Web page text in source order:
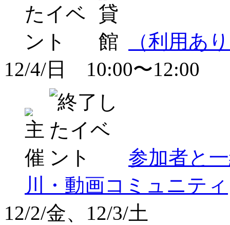
（利用あ
12/4/日 10:00〜12:00
参加者と
川・動画コミュニティ
12/2/金、12/3/土